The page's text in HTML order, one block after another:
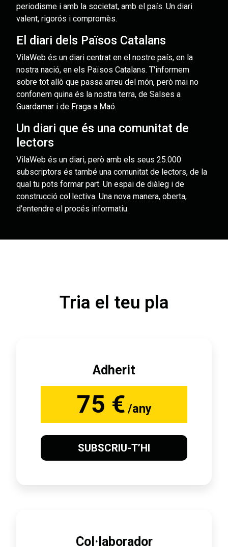
periodisme i amb la societat, amb el país. Un diari
valent, rigorós i compromès.
El diari dels Països Catalans
VilaWeb és un diari centrat en el nostre país, en la
nostra nació, en els Països Catalans. T'informem
sobre tot allò que passa arreu del món, però mai no
confonem quina és la nostra terra, de Salses a
Guardamar i de Fraga a Maó.
Un diari que és una comunitat de
lectors
VilaWeb és un diari, però amb els seus 25.000
subscriptors és també una comunitat de lectors, de la
qual tu pots formar part. Un espai de diàleg i de
construcció col·lectiva. Una nova manera, oberta,
d'entendre el procés informatiu.
Tria el teu pla
Adherit
75 € /any
SUBSCRIU-T’HI
Col·laborador